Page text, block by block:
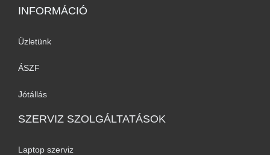
INFORMÁCIÓ​
Üzletünk
ÁSZF
Jótállás
SZERVIZ SZOLGÁLTATÁSOK
Laptop szerviz